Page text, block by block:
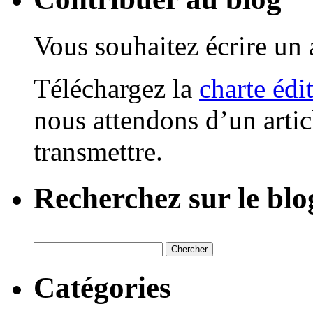
Vous souhaitez écrire
Téléchargez la charte
nous attendons d’un
transmettre.
Recherchez sur le
Catégories